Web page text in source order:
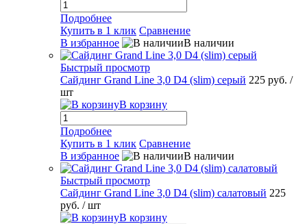
Подробнее
Купить в 1 клик Сравнение
В избранное
В наличии
Быстрый просмотр
Сайдинг Grand Line 3,0 D4 (slim) серый 225 руб. /
шт
В корзину
Подробнее
Купить в 1 клик Сравнение
В избранное
В наличии
Быстрый просмотр
Сайдинг Grand Line 3,0 D4 (slim) салатовый 225
руб. / шт
В корзину